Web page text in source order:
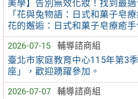
美學】告別無效化妝！找到最
「花與兔物語：日式和菓子皂
花的邂逅：日式和菓子皂療癒手
2026-07-15
輔導諮商組
臺北市家庭教育中心115年第3
座」，歡迎踴躍參加。
2026-07-07
輔導諮商組